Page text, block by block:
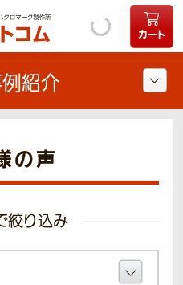
カート
の声
絞り込み
紹介